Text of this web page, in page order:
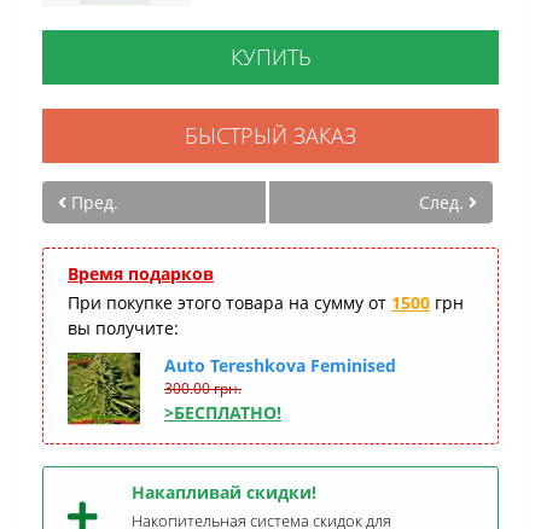
КУПИТЬ
БЫСТРЫЙ ЗАКАЗ
Пред. След.
Время подарков
При покупке этого товара на сумму от 1500 грн
вы получите:
Auto Tereshkova Feminised
300.00 грн.
>БЕСПЛАТНО!
Накапливай скидки!
Накопительная система скидок для